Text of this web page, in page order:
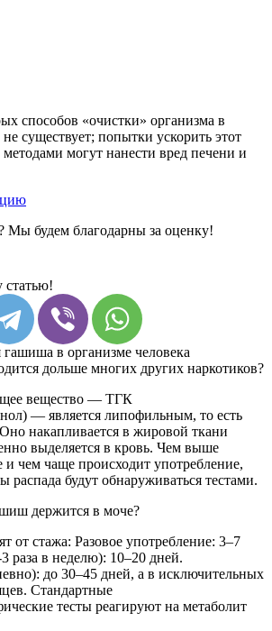
способов «очистки» организма в
существует; попытки ускорить этот
могут нанести вред печени и
Мы будем благодарны за оценку!
статью!
в организме человека
дольше многих других наркотиков?
вещество — ТГК
— является липофильным, то есть
накапливается в жировой ткани
выделяется в кровь. Чем выше
и чем чаще происходит употребление,
распада будут обнаруживаться тестами.
держится в моче?
от стажа: Разовое употребление: 3–7
раза в неделю): 10–20 дней.
до 30–45 дней, а в исключительных
Стандартные
тесты реагируют на метаболит